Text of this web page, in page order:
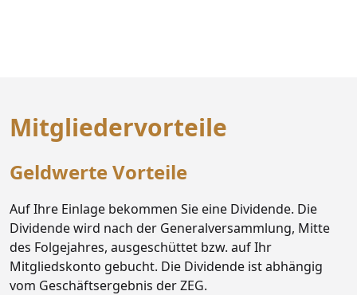
Mitgliedervorteile
Geldwerte Vorteile
Auf Ihre Einlage bekommen Sie eine Dividende. Die
Dividende wird nach der Generalversammlung, Mitte
des Folgejahres, ausgeschüttet bzw. auf Ihr
Mitgliedskonto gebucht. Die Dividende ist abhängig
vom Geschäftsergebnis der ZEG.